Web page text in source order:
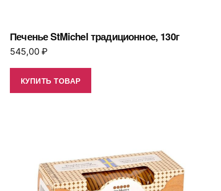
Печенье StMichel традиционное, 130г
545,00₽
КУПИТЬ ТОВАР